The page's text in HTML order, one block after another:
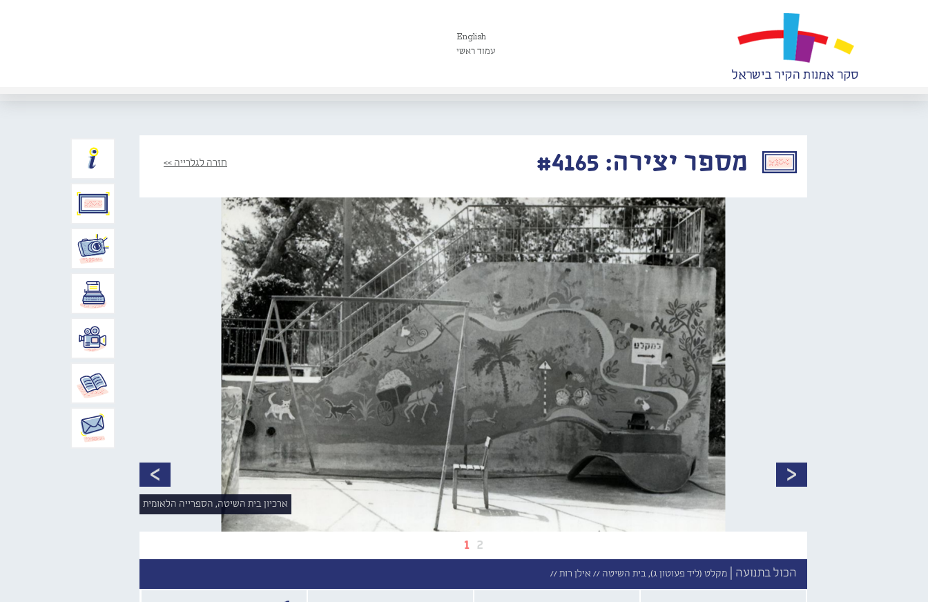
English
עמוד ראשי
מספר יצירה: #4165 חזרה לגלרייה >>
1 2
ארכיון בית השיטה, הספרייה הלאומית
הכול בתנועה | מקלט (ליד פעוטון ג), בית השיטה // אילן רות //